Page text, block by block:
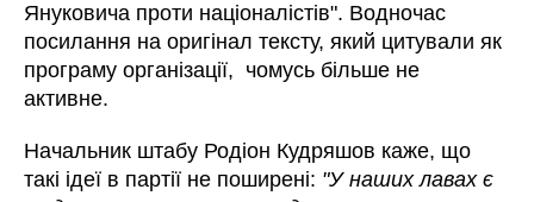
Януковича проти націоналістів". Водночас
посилання на оригінал тексту, який цитували як
програму організації, чомусь більше не
активне.
Начальник штабу Родіон Кудряшов каже, що
такі ідеї в партії не поширені: "У наших лавах є